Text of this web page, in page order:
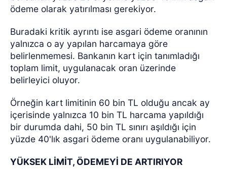
ödeme olarak yatırılması gerekiyor.
Buradaki kritik ayrıntı ise asgari ödeme oranının
yalnızca o ay yapılan harcamaya göre
belirlenmemesi. Bankanın kart için tanımladığı
toplam limit, uygulanacak oran üzerinde
belirleyici oluyor.
Örneğin kart limitinin 60 bin TL olduğu ancak ay
içerisinde yalnızca 10 bin TL harcama yapıldığı
bir durumda dahi, 50 bin TL sınırı aşıldığı için
yüzde 40'lık asgari ödeme oranı uygulanabiliyor.
YÜKSEK LİMİT, ÖDEMEYİ DE ARTIRIYOR